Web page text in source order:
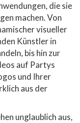
die sie
machen. Von
visueller
Künstler in
bis hin zur
auf Partys
und Ihrer
aus der
unglaublich aus,